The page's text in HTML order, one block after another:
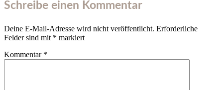
Schreibe einen Kommentar
Deine E-Mail-Adresse wird nicht veröffentlicht. Erforderliche
Felder sind mit * markiert
Kommentar *